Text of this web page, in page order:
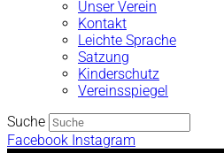
Unser Verein
Kontakt
Leichte Sprache
Satzung
Kinderschutz
Vereinsspiegel
Suche
Facebook Instagram